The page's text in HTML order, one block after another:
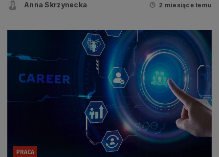
Anna Skrzynecka 2 miesiące temu
PRACA